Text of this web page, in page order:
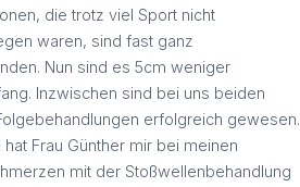
die trotz viel Sport nicht
waren, sind fast ganz
Nun sind es 5cm weniger
Inzwischen sind bei uns beiden
erfolgreich gewesen.
hat Frau Günther mir bei meinen
mit der Stoßwellenbehandlung